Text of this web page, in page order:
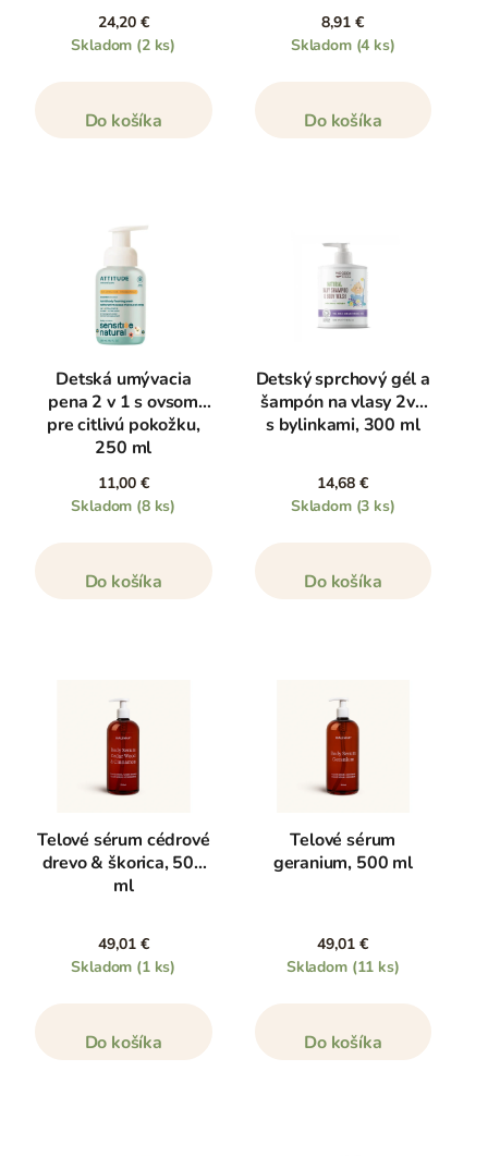
24,20 €
Skladom (2 ks)
Do košíka
8,91 €
Skladom (4 ks)
Do košíka
Detská umývacia
pena 2 v 1 s ovsom
pre citlivú pokožku,
250 ml
11,00 €
Skladom (8 ks)
Do košíka
Detský sprchový gél a
šampón na vlasy 2v1
s bylinkami, 300 ml
14,68 €
Skladom (3 ks)
Do košíka
Telové sérum cédrové
drevo & škorica, 500
ml
49,01 €
Skladom (1 ks)
Do košíka
Telové sérum
geranium, 500 ml
49,01 €
Skladom (11 ks)
Do košíka